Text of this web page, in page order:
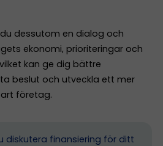
dessutom en dialog och
ekonomi, prioriteringar och
kan ge dig bättre
beslut och utveckla ett mer
företag.
diskutera finansiering för ditt